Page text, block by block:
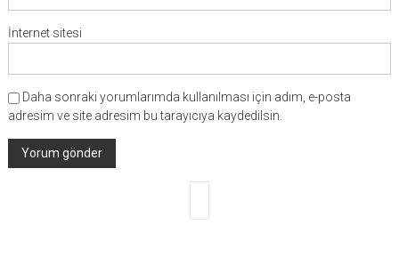
İnternet sitesi
Daha sonraki yorumlarımda kullanılması için adım, e-posta
adresim ve site adresim bu tarayıcıya kaydedilsin.